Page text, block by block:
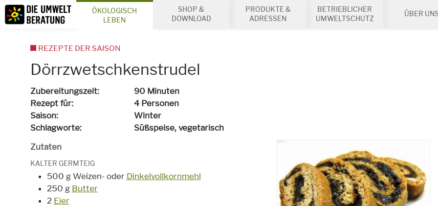
Inhalt
Suche
ÖKOLOGISCH
LEBEN
SHOP &
DOWNLOAD
PRODUKTE &
ADRESSEN
BETRIEBLICHER
UMWELTSCHUTZ
ÜBER
Dörrzwetschkenstrudel
Zubereitungszeit
90 Minuten
Rezept für
4 Personen
Saison
Winter
Schlagworte
Süßspeise,vegetarisch
Zutaten
KALTER GERMTEIG
500 g Weizen- oder Dinkelvollkornmehl
250 g Butter
2 Eier
REZEPTE DER SAISON